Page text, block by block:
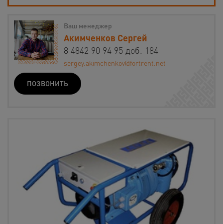
Ваш менеджер
Акимченков Сергей
8 4842 90 94 95 доб. 184
sergey.akimchenkov@fortrent.net
ПОЗВОНИТЬ